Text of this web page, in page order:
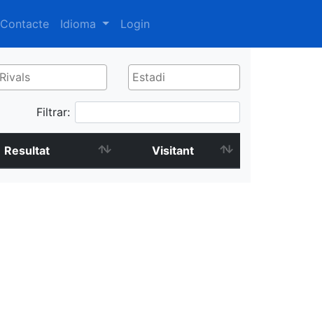
Contacte Idioma Login
Filtrar:
Resultat Visitant